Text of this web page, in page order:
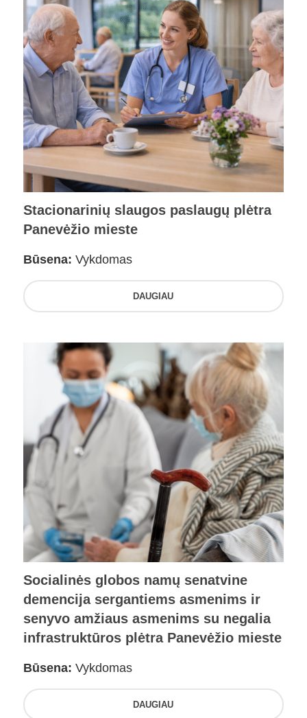
Stacionarinių slaugos paslaugų plėtra
Panevėžio mieste
Būsena: Vykdomas
DAUGIAU
Socialinės globos namų senatvine
demencija sergantiems asmenims ir
senyvo amžiaus asmenims su negalia
infrastruktūros plėtra Panevėžio mieste
Būsena: Vykdomas
DAUGIAU